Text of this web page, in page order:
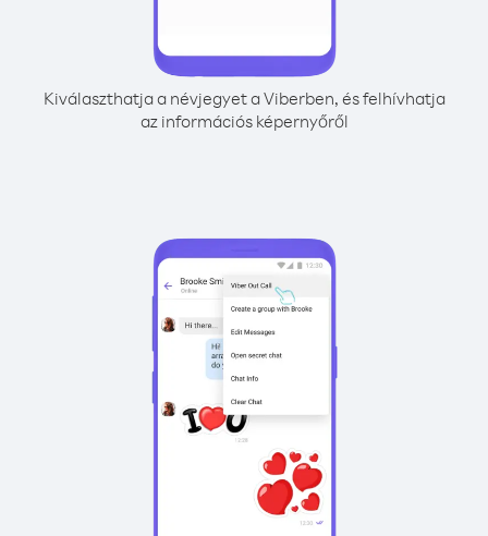
Kiválaszthatja a névjegyet a Viberben, és felhívhatja
az információs képernyőről